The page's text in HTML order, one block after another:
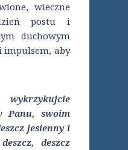
wieczne
postu i
duchowym
impulsem, aby
Panu, swoim
jesienny i
deszcz